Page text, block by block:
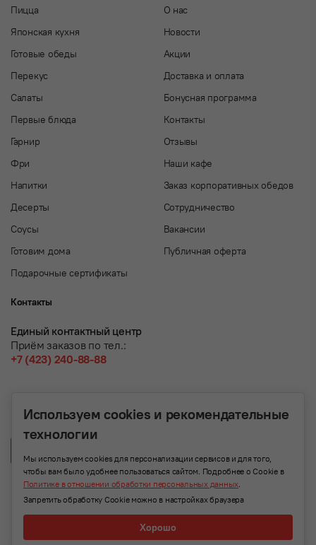
Пицца
Японская кухня
Готовые обеды
Перекус
Салаты
Первые блюда
Гарнир
Фри
Напитки
Десерты
Соусы
Готовим дома
Подарочные сертификаты
О нас
Новости
Акции
Доставка и оплата
Бонусная программа
Контакты
Отзывы
Наши кафе
Заказ корпоративных обедов
Сотрудничество
Вакансии
Публичная оферта
Контакты
Единый контактный центр
Приём заказов по тел.:
+7 (423) 240-88-88
Используем cookies и рекомендательные
технологии
Мы используем cookies для персонализации сервисов и для того,
чтобы вам было удобнее пользоваться сайтом. Подробнее о Cookie в
Политике в отношении обработки персональных данных.
Запретить обработку Cookie можно в настройках браузера
Хорошо